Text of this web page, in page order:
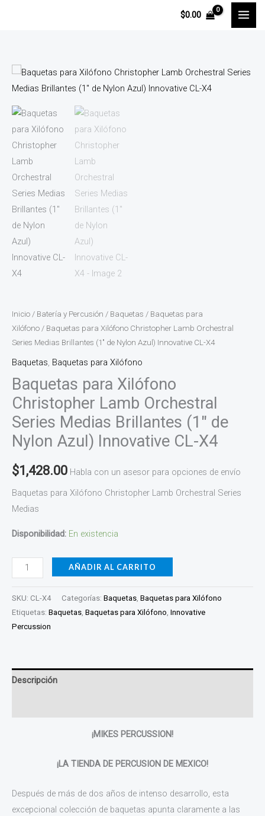
$0.00
Inicio / Batería y Percusión / Baquetas / Baquetas para
Xilófono / Baquetas para Xilófono Christopher Lamb Orchestral
Series Medias Brillantes (1″ de Nylon Azul) Innovative CL-X4
Baquetas, Baquetas para Xilófono
Baquetas para Xilófono
Christopher Lamb Orchestral
Series Medias Brillantes (1″ de
Nylon Azul) Innovative CL-X4
$1,428.00 Habla con un asesor para opciones de envío
Baquetas para Xilófono Christopher Lamb Orchestral Series
Medias
Disponibilidad: En existencia
Baquetas
para
Xilófono
Christopher
Lamb
Orchestral
Series
Medias
Brillantes
(1"
de
Nylon
Azul)
Innovative
X4
cantidad
AÑADIR AL CARRITO
SKU: CL-X4 Categorías: Baquetas Baquetas para Xilófono
Etiquetas: Baquetas Baquetas para Xilófono Innovative
Percussion
Descripción
¡MIKES PERCUSSION!
¡LA TIENDA DE PERCUSION DE MEXICO!
Después de más de dos años de intenso desarrollo, esta
excepcional colección de baquetas apunta claramente a las